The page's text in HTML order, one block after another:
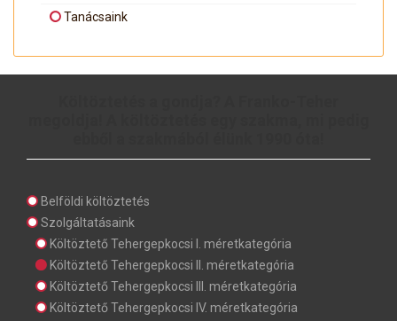
Tanácsaink
Belföldi költöztetés
Szolgáltatásaink
Költöztető Tehergepkocsi I. méretkategória
Költöztető Tehergepkocsi II. méretkategória
Költöztető Tehergepkocsi III. méretkategória
Költöztető Tehergepkocsi IV. méretkategória